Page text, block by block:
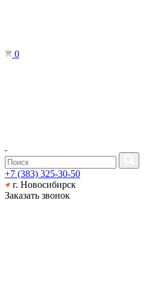
0
+7 (383) 325-30-50
г. Новосибирск
Заказать звонок